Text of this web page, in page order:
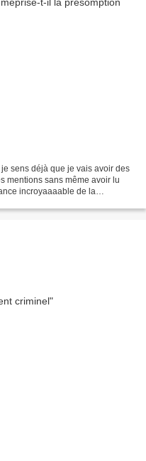
sens déjà que je vais avoir des
mentions sans même avoir lu
incroyaaaable de la